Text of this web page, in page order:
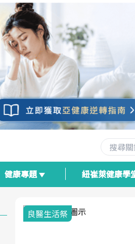
健康專題 紐崔萊健康學
我與健康韌性的距離